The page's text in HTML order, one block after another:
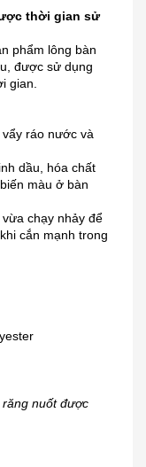
thời gian sử
phẩm lông bàn
được sử dụng
gian.
ráo nước và
dầu, hóa chất
màu ở bàn
chạy nhảy để
cắn mạnh trong
nuốt được
cóc, mắt cá,